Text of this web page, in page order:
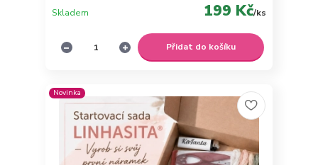
199 Kč/ks
Skladem
Přidat do košíku
Novinka